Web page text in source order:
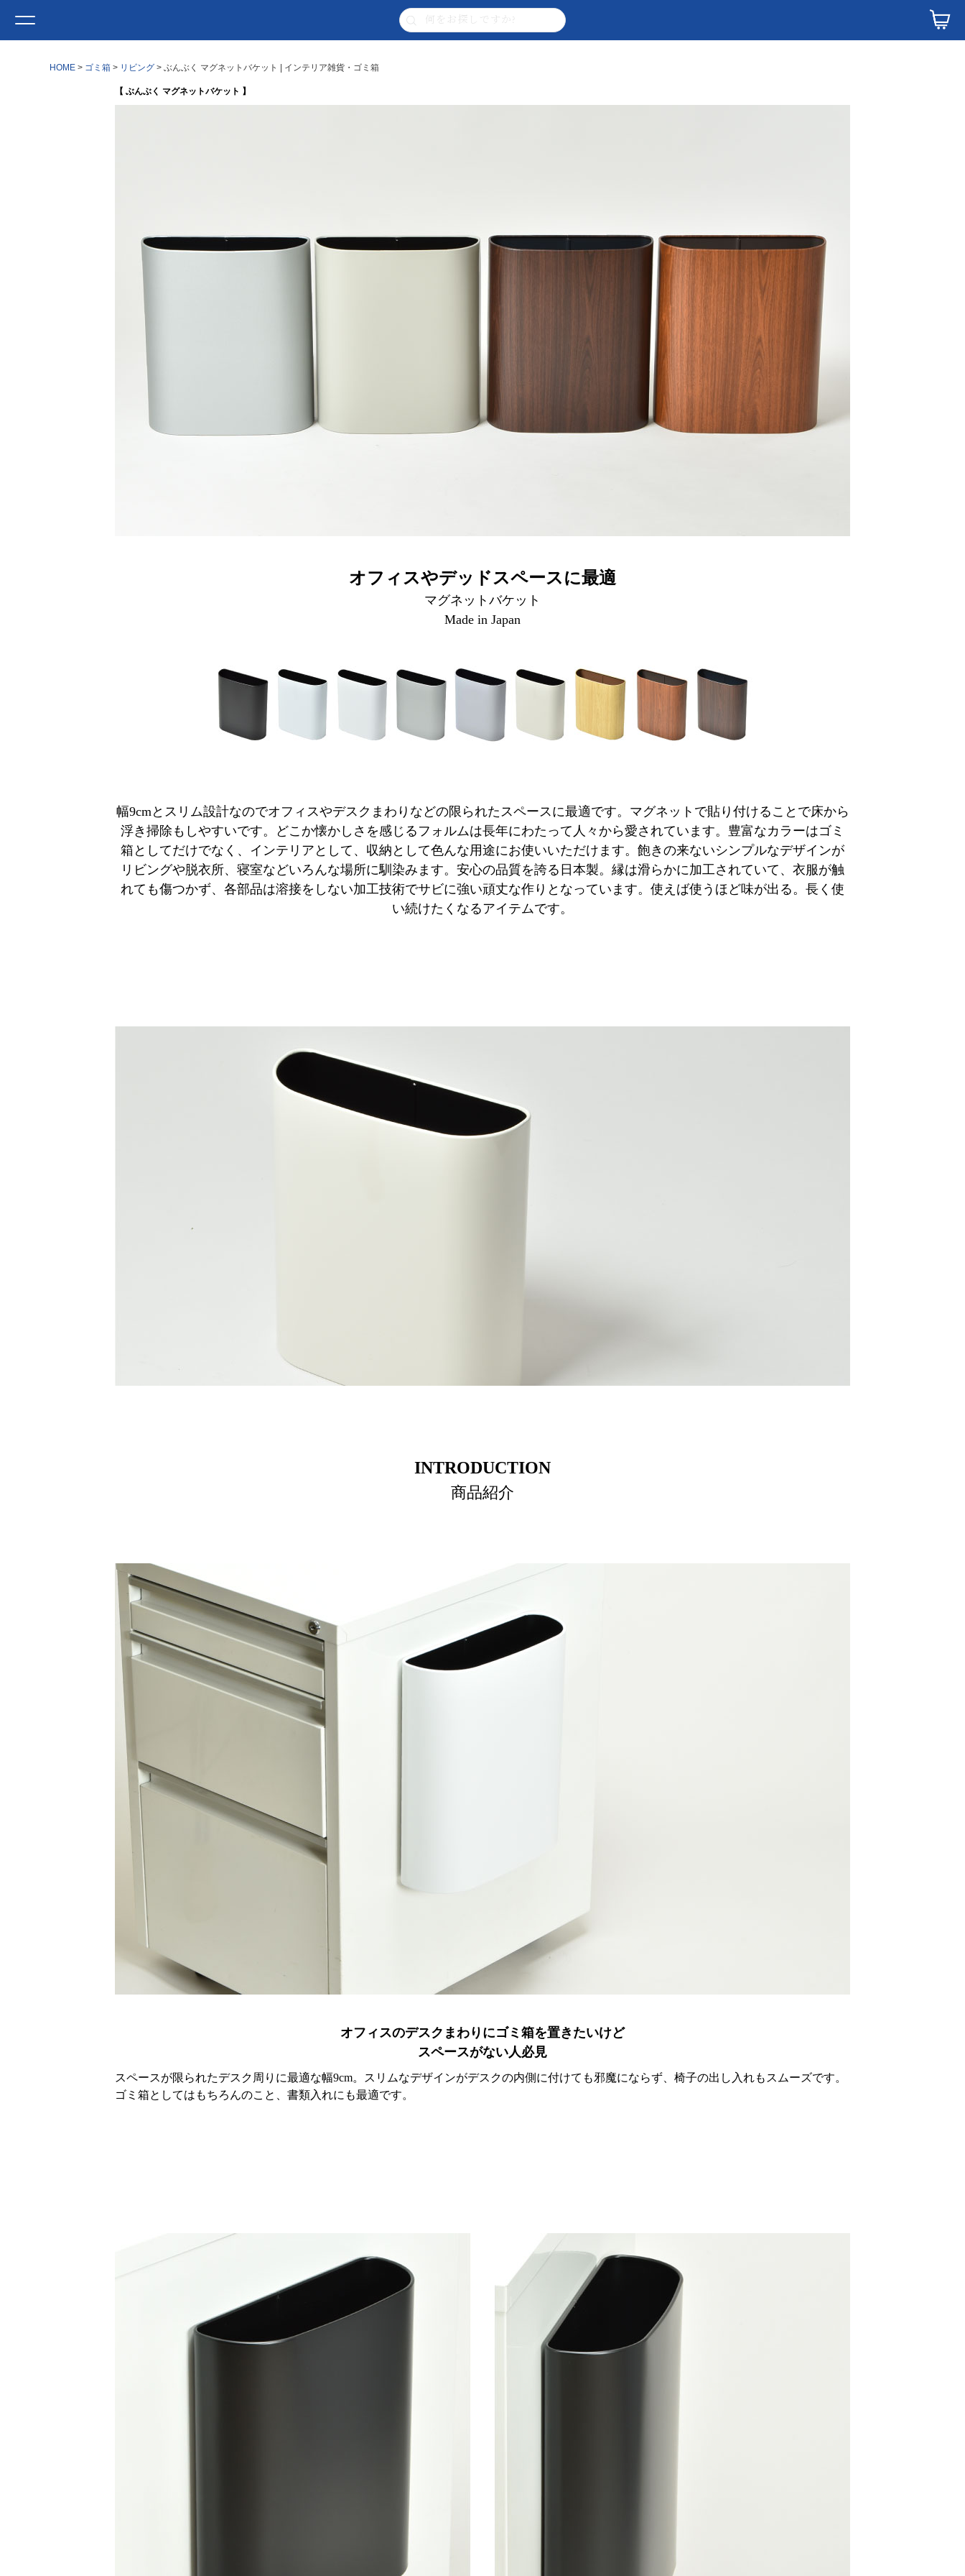
HOME ゴミ箱 リビング ぶんぶく マグネットバケット | インテリア雑貨・ゴミ箱
【 ぶんぶく マグネットバケット 】
オフィスやデッドスペースに最適
マグネットバケット
Made in Japan
幅9cmとスリム設計なのでオフィスやデスクまわりなどの限られたスペースに最適です。マグネットで貼り付けることで床から
浮き掃除もしやすいです。どこか懐かしさを感じるフォルムは長年にわたって人々から愛されています。豊富なカラーはゴミ
箱としてだけでなく、インテリアとして、収納として色んな用途にお使いいただけます。飽きの来ないシンプルなデザインが
リビングや脱衣所、寝室などいろんな場所に馴染みます。安心の品質を誇る日本製。縁は滑らかに加工されていて、衣服が触
れても傷つかず、各部品は溶接をしない加工技術でサビに強い頑丈な作りとなっています。使えば使うほど味が出る。長く使
い続けたくなるアイテムです。
INTRODUCTION
商品紹介
オフィスのデスクまわりにゴミ箱を置きたいけど
スペースがない人必見
スペースが限られたデスク周りに最適な幅9cm。スリムなデザインがデスクの内側に付けても邪魔にならず、椅子の出し入れもスムーズです。
ゴミ箱としてはもちろんのこと、書類入れにも最適です。